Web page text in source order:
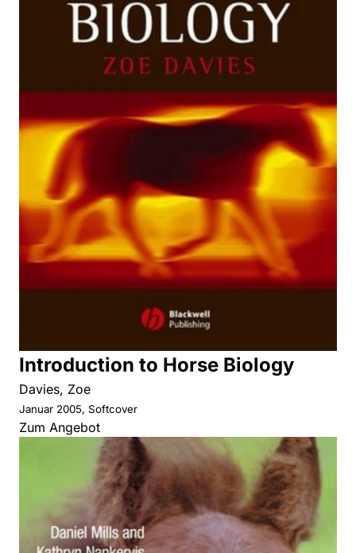
Introduction to Horse Biology
Davies, Zoe
Januar 2005, Softcover
Zum Angebot